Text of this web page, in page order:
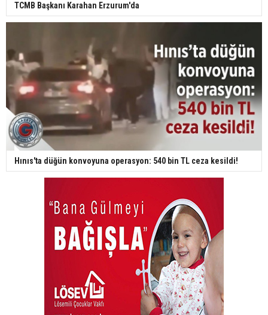
TCMB Başkanı Karahan Erzurum'da
Hınıs'ta düğün konvoyuna operasyon: 540 bin TL ceza kesildi!